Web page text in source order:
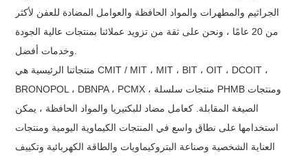
الجراثيم والمطهرات والمواد الحافظة والعوامل المضادة للعفن لأكثر
من 20 عامًا ، ونحن على ثقة من تزويد عملائنا بمنتجات عالية الجودة
منتجاتنا الرئيسية هي CMIT / MIT ، MIT ، BIT ، OIT ، DCOIT ،
BRONOPOL ، DBNPA ، PCMX ، منتجات سلسلة PHMB ومنتجات
الصيغة المقابلة. كعامل مضاد للبكتيريا والمواد الحافظة ، يمكن
استخدامها على نطاق واسع في المنتجات الكيماوية اليومية ومنتجات
العناية الشخصية وصناعة البتروكيماويات والطاقة الكهربائية وتكييف